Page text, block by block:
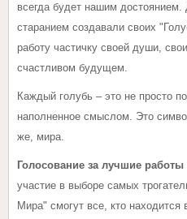
всегда будет нашим
старанием создавали своих
работу частичку своей души,
счастливом будущем.
Каждый голубь – это не просто
наполненное смыслом. Это
же, мира.
Голосование за лучшие
участие в выборе самых
Мира" смогут все, кто находится